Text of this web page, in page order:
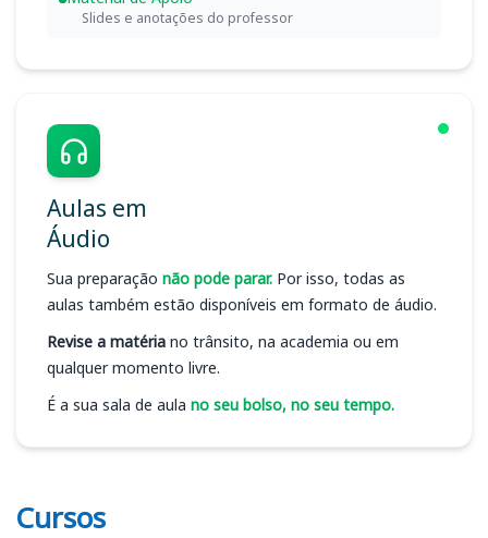
Slides e anotações do professor
Aulas em
Áudio
Sua preparação não pode parar. Por isso, todas as
aulas também estão disponíveis em formato de áudio.
Revise a matéria no trânsito, na academia ou em
qualquer momento livre.
É a sua sala de aula no seu bolso, no seu tempo.
Cursos